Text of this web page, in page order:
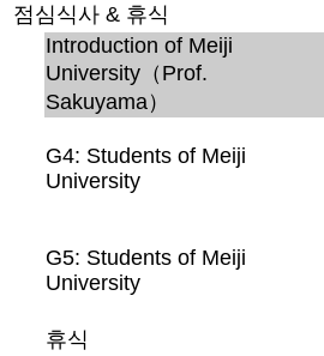
점심식사 & 휴식
Introduction of Meiji
University（Prof.
Sakuyama）
G4: Students of Meiji
University
G5: Students of Meiji
University
휴식